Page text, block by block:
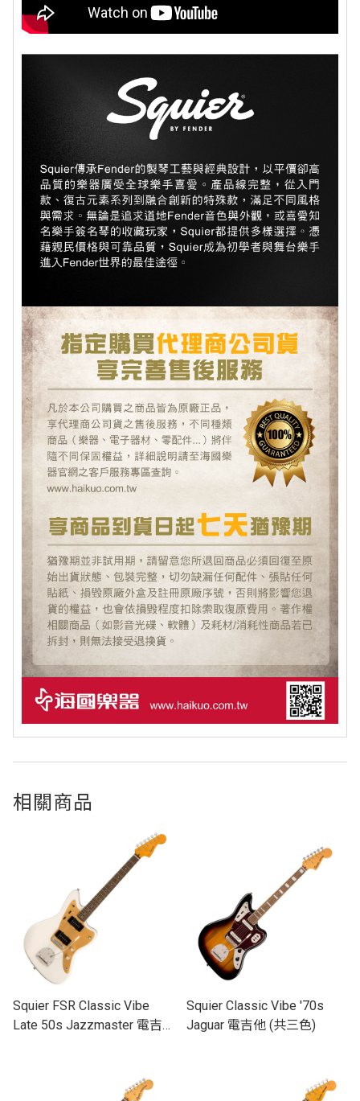
相關商品
Squier FSR Classic Vibe
Late 50s Jazzmaster 電吉
Squier Classic Vibe '70s
Jaguar 電吉他 (共三色)